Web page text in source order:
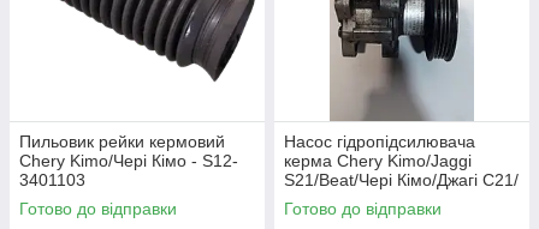
Пильовик рейки кермовий
Chery Kimo/Чері Кімо - S12-
3401103
Готово до відправки
Насос гідропідсилювача
керма Chery Kimo/Jaggi
S21/Beat/Чері Кімо/Джагі С21/
Біт - S12-3407010, (з
розбірки)
Готово до відправки